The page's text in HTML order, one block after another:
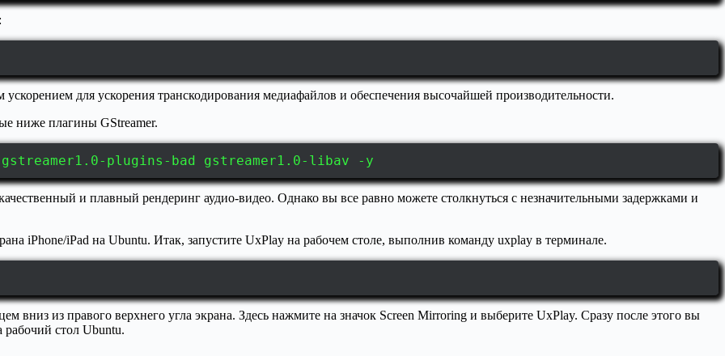
для ускорения транскодирования медиафайлов и обеспечения высочайшей производительности.
ниже плагины GStreamer.
plugins-bad gstreamer1.0-libav -y
и плавный рендеринг аудио-видео. Однако вы все равно можете столкнуться с незначительными задержками и
iPhone/iPad на Ubuntu. Итак, запустите UxPlay на рабочем столе, выполнив команду uxplay в терминале.
вниз из правого верхнего угла экрана. Здесь нажмите на значок Screen Mirroring и выберите UxPlay. Сразу после этого вы
рабочий стол Ubuntu.